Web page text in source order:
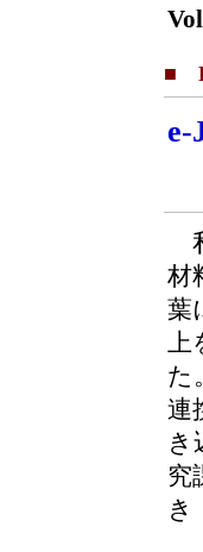
■
e-
材
葉
上
た
連
き
究